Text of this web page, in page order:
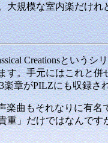
大規模な室内楽だけ
Creationsというシ
す。手元にはこれと
楽章がPILZにも収録
曲もそれなりに有名
重」だけではなんで